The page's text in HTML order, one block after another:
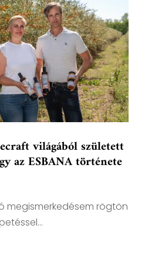
világából született
az ESBANA története
megismerkedésem rögtön